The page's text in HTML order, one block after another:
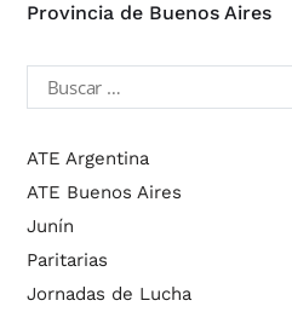
Provincia de Buenos Aires
ATE Argentina
ATE Buenos Aires
Junín
Paritarias
Jornadas de Lucha